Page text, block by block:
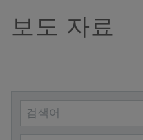
회사
구매 및 공급업체 관리
제품과 솔루션
Vehicle Lifetime
인재 채용
기입항목
미디어
미디어 라이브러리
미디어 장바구니에 품목
참고
여러 매체를 장
보도 자료